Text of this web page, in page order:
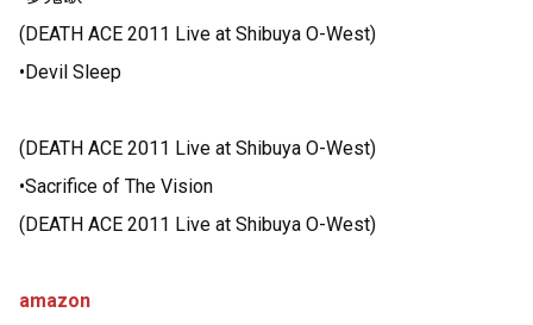
(DEATH ACE 2011 Live at Shibuya O-West)
•Devil Sleep
(DEATH ACE 2011 Live at Shibuya O-West)
•Sacrifice of The Vision
(DEATH ACE 2011 Live at Shibuya O-West)
amazon